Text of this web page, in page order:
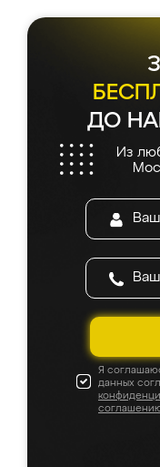
ДО
Из
Я
данных